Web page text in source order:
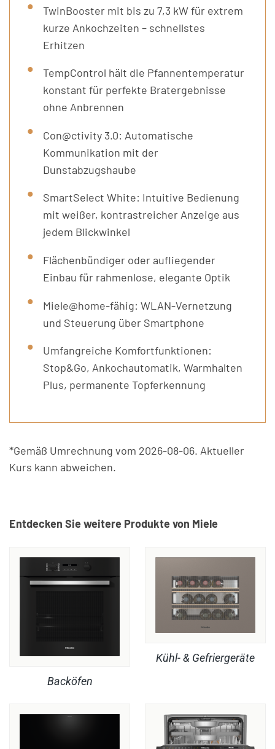
TwinBooster mit bis zu 7,3 kW für extrem
kurze Ankochzeiten – schnellstes
Erhitzen
TempControl hält die Pfannentemperatur
konstant für perfekte Bratergebnisse
ohne Anbrennen
Con@ctivity 3.0: Automatische
Kommunikation mit der
Dunstabzugshaube
SmartSelect White: Intuitive Bedienung
mit weißer, kontrastreicher Anzeige aus
jedem Blickwinkel
Flächenbündiger oder aufliegender
Einbau für rahmenlose, elegante Optik
Miele@home-fähig: WLAN-Vernetzung
und Steuerung über Smartphone
Umfangreiche Komfortfunktionen:
Stop&Go, Ankochautomatik, Warmhalten
Plus, permanente Topferkennung
*Gemäß Umrechnung vom 2026-08-06. Aktueller
Kurs kann abweichen.
Entdecken Sie weitere Produkte von Miele
Backöfen
Kühl- & Gefriergeräte